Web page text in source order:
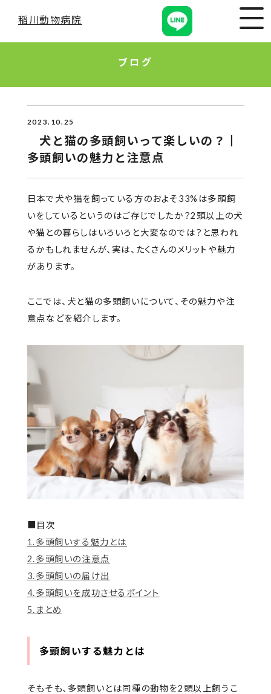
稲川動物病院
ブログ
2023.10.25
犬と猫の多頭飼いって楽しいの？┃
多頭飼いの魅力と注意点
日本で犬や猫を飼っている方のおよそ33%は多頭飼
いをしているというのはご存じでしたか？2頭以上の犬
や猫との暮らしはいろいろと大変なのでは？と思われ
るかもしれませんが、実は、たくさんのメリットや魅力
があります。
ここでは、犬と猫の多頭飼いについて、その魅力や注
意点などを紹介します。
■目次
1.多頭飼いする魅力とは
2.多頭飼いの注意点
3.多頭飼いの届け出
4.多頭飼いを成功させるポイント
5.まとめ
多頭飼いする魅力とは
そもそも、多頭飼いとは同種の動物を2頭以上飼うこ